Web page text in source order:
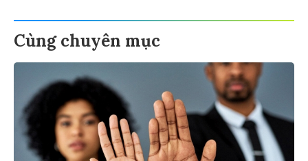
Cùng chuyên mục